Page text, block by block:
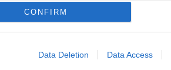
CONFIRM
Data Deletion Data Access